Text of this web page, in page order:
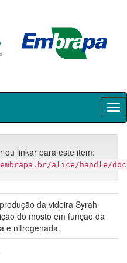
ou linkar para este item:
alice/handle/doc/
da videira Syrah
do mosto em função da
e nitrogenada.